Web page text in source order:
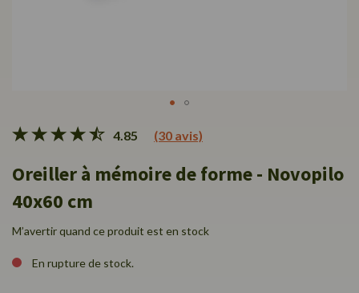
4.85 (30 avis)
Oreiller à mémoire de forme - Novopilo
40x60 cm
M’avertir quand ce produit est en stock
En rupture de stock.
au
de
Galerie